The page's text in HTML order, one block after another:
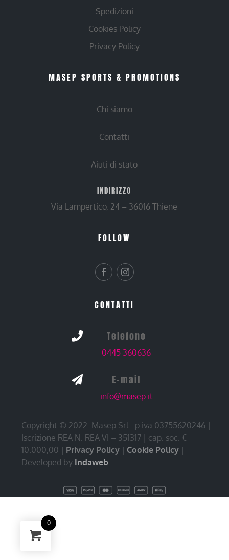
Spedizioni
Cookies Policy
Privacy Policy
MASEP SPORTS & PROMOTIONS
Chi siamo
Contatti
Aiuti di stato
INDIRIZZO
Via Lampertico, 24 – 36016 Thiene
FOLLOW
CONTATTI
 Telefono
0445 360636
 E-mail
info@masep.it
Copyright © 2022. Masep Srl - p.iva 03755620246 |
Iscrizione REA N. REA VI – 351317 | cap. soc. €
10.000,00 | Privacy Policy | Cookie Policy |
Developed by Indaweb
0